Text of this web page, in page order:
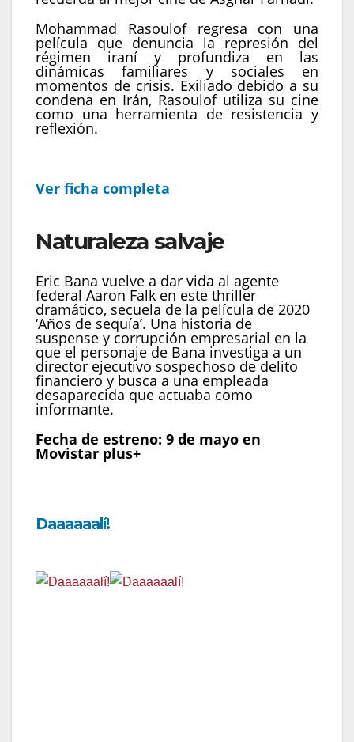
Mohammad Rasoulof regresa con una
película que denuncia la represión del
régimen iraní y profundiza en las
dinámicas familiares y sociales en
momentos de crisis. Exiliado debido a su
condena en Irán, Rasoulof utiliza su cine
como una herramienta de resistencia y
reflexión.
Ver ficha completa
Naturaleza salvaje
Eric Bana vuelve a dar vida al agente
federal Aaron Falk en este thriller
dramático, secuela de la película de 2020
‘Años de sequía’. Una historia de
suspense y corrupción empresarial en la
que el personaje de Bana investiga a un
director ejecutivo sospechoso de delito
financiero y busca a una empleada
desaparecida que actuaba como
informante.
Fecha de estreno: 9 de mayo en
Movistar plus+
Daaaaaalí!